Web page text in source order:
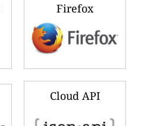
Firefox
Cloud API